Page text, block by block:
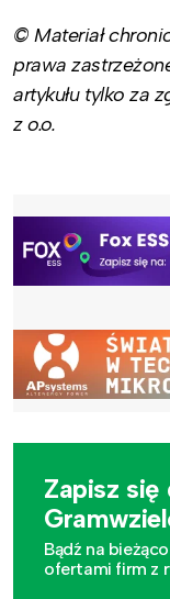
© Materiał
prawa
artykułu tylko za
z o.o.
Zapisz się
Bądź na
ofertami firm z